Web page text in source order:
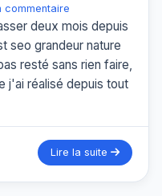
commentaire
deux mois depuis
seo grandeur nature
resté sans rien faire,
j'ai réalisé depuis tout
Lire la suite